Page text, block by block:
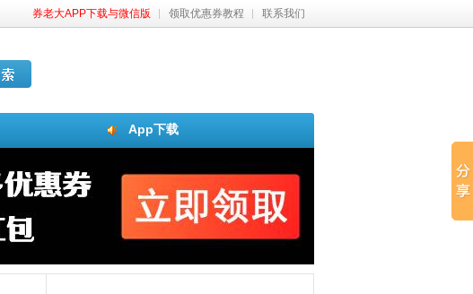
券老大APP下载与微信版 领取优惠券教程 联系我们
App下载